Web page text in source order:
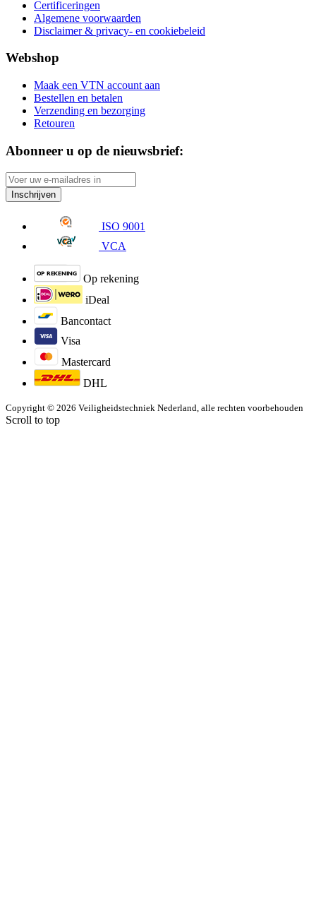
Certificeringen
Algemene voorwaarden
Disclaimer & privacy- en cookiebeleid
Webshop
Maak een VTN account aan
Bestellen en betalen
Verzending en bezorging
Retouren
Abonneer u op de nieuwsbrief:
Inschrijven
ISO 9001
VCA
Op rekening
iDeal
Bancontact
Visa
Mastercard
DHL
Copyright © 2026 Veiligheidstechniek Nederland, alle rechten voorbehouden
Scroll to top